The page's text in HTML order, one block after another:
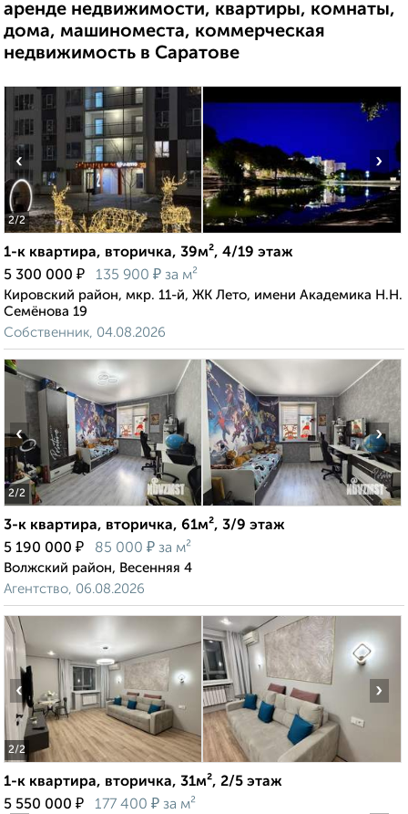
аренде недвижимости, квартиры, комнаты,
дома, машиноместа, коммерческая
недвижимость в Саратове
2/2
‹ ›
1-к квартира, вторичка, 39м², 4/19 этаж
5 300 000 ₽ 135 900 ₽ за м²
Кировский район, мкр. 11-й, ЖК Лето, имени Академика Н.Н.
Семёнова 19
Собственник, 04.08.2026
2/2
‹ ›
3-к квартира, вторичка, 61м², 3/9 этаж
5 190 000 ₽ 85 000 ₽ за м²
Волжский район, Весенняя 4
Агентство, 06.08.2026
2/2
‹ ›
1-к квартира, вторичка, 31м², 2/5 этаж
5 550 000 ₽ 177 400 ₽ за м²